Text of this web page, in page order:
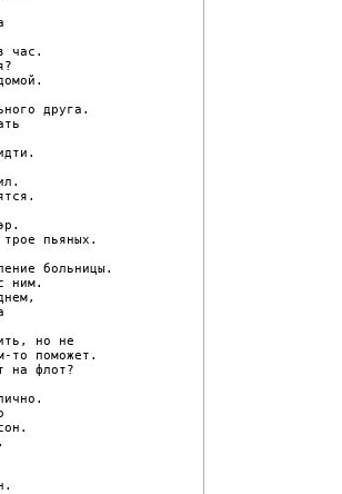
час.
друга.
пьяных.
больницы.
ним.
но не
то поможет.
на флот?